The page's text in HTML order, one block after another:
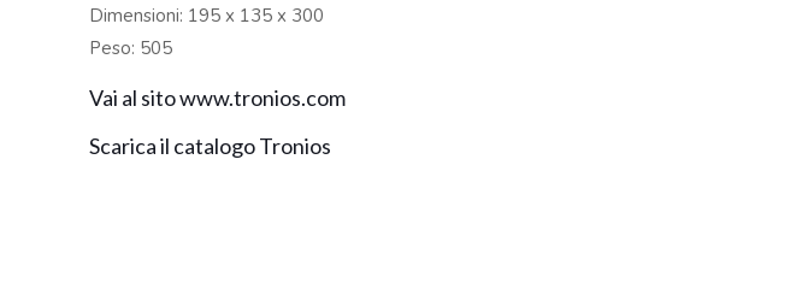
Dimensioni: 195 x 135 x 300
Peso: 505
Vai al sito www.tronios.com
Scarica il catalogo Tronios